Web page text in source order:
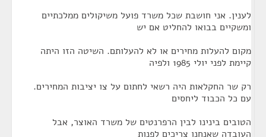
לענין. אני חושבת שכל משרד פועל משיקולים ממלכתיים
ומשקיים בבואו להחליט אם יש
מקום להעלות מחירים או לא להעלותם. השיטה הזו היתה
קיימת לפני יולי 1985 ולפיה
רק שר החקלאות היה רשאי לחתום על צו יציבות המחירים.
עם כל הכבוד ליחסים
הטובים בינינו לבין הרפרנטים של משרד האוצר, אבל
העובדה שאנחנו צריכים לפנות